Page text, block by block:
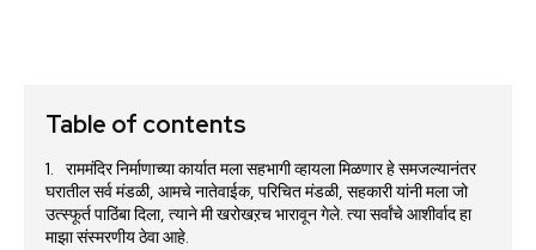
Table of contents
राममंदिर निर्माणाच्या कार्यात मला सहभागी व्हायला मिळणार हे समजल्यानंतर
घरातील सर्व मंडळी, आमचे नातेवाईक, परिचित मंडळी, सहकारी यांनी मला जो
उत्स्फूर्त पाठिंबा दिला, त्याने मी खरोखऱच भारावून गेले. त्या सर्वांचे आशीर्वाद हा
माझा संस्मरणीय ठेवा आहे.